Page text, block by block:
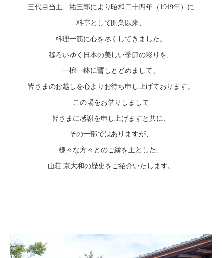
三代目当主、祐三郎により昭和二十四年（1949年）に
料亭として開業以来、
料理一筋に心を尽くしてきました。
移ろいゆく日本の美しい季節の彩りを、
一椀一鉢に暫しとどめまして、
皆さまのお越しを心よりお待ち申し上げております。
この場をお借りしまして
皆さまに感謝を申し上げますと共に、
その一部ではありますが、
様々な方々とのご縁を主とした、
山荘 京大和の歴史をご紹介いたします。